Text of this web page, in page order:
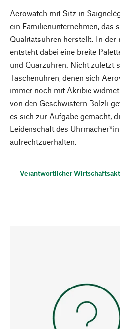
Aerowatch mit Sitz in
ein Familienunternehmen, das
Qualitätsuhren herstellt. In der
entsteht dabei eine breite
und Quarzuhren. Nicht zuletzt
Taschenuhren, denen sich
immer noch mit Akribie
von den Geschwistern Bolzli
es sich zur Aufgabe gemacht,
Leidenschaft des
aufrechtzuerhalten.
Verantwortlicher